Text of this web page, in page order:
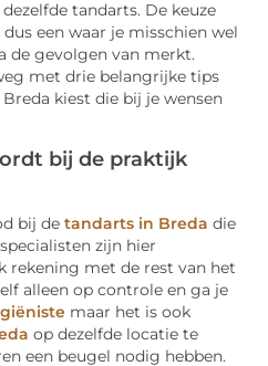
tandarts. De keuze
een waar je misschien wel
de gevolgen van merkt.
met drie belangrijke tips
kiest die bij je wensen
bij de praktijk
bij detandarts in Breda die
zijn hier
rekening met de rest van het
alleen op controle en ga je
maar het is ook
op dezelfde locatie te
een beugel nodig hebben.